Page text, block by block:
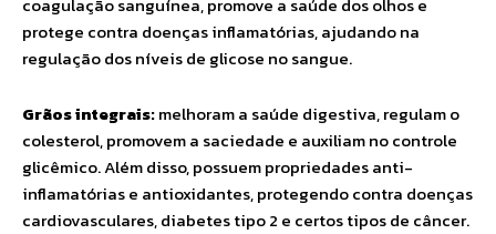
protege contra doenças inflamatórias, ajudando na
regulação dos níveis de glicose no sangue.
Grãos integrais:melhoram a saúde digestiva, regulam o
colesterol, promovem a saciedade e auxiliam no controle
glicêmico. Além disso, possuem propriedades anti-
inflamatórias e antioxidantes, protegendo contra doenças
cardiovasculares, diabetes tipo 2 e certos tipos de câncer.